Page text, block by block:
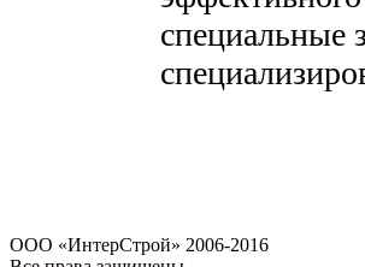
специальные
OOO «ИнтерСтрой» 2006-2016